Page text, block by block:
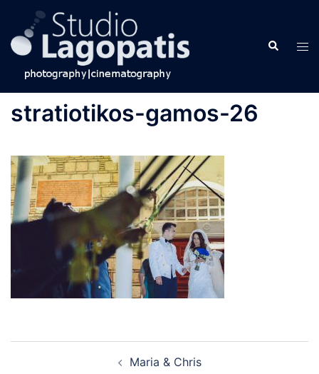
content
Search
stratiotikos-gamos-26
Maria & Chris